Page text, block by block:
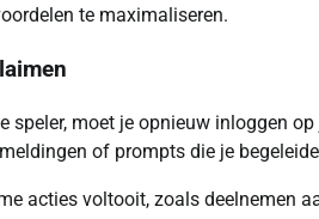
te maximaliseren.
speler, moet je opnieuw inloggen
of prompts die je
acties voltooit, zoals deelnemen